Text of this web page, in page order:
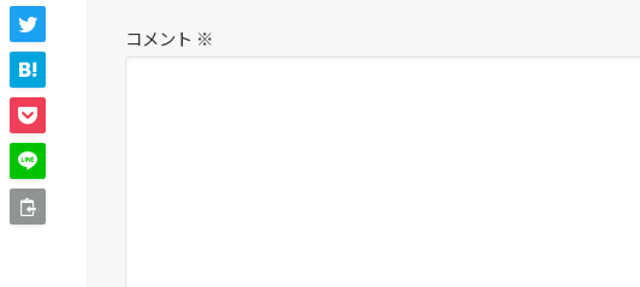
コメント ※